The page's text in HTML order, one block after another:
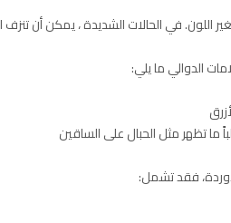
اللون. في الحالات الشديدة ، يمكن أن
الدوالي ما يلي:
ما تظهر مثل الحبال على الساقين
فقد تشمل: